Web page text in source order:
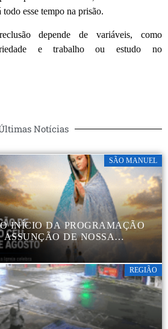
esse tempo na prisão.
depende de variáveis, como
e trabalho ou estudo no
Notícias
SÃO MANUEL
INÍCIO DA PROGRAMAÇÃO
ASSUNÇÃO DE NOSSA
EM APARECIDA DE SÃO
REGIÃO